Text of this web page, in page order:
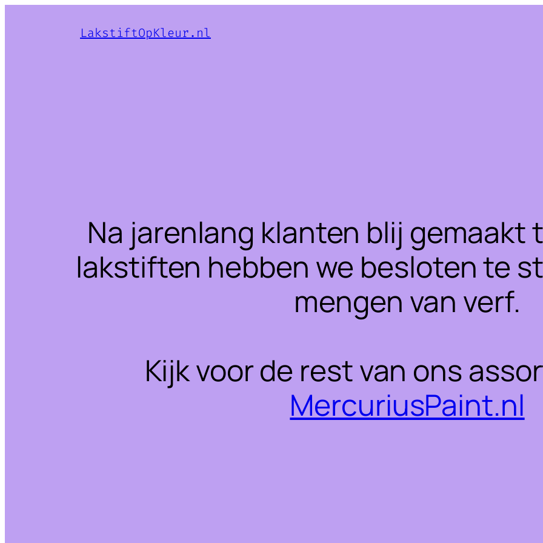
LakstiftOpKleur.nl
Na jarenlang klanten blij gemaakt
lakstiften hebben we besloten te
mengen van verf.
Kijk voor de rest van ons
MercuriusPaint.nl